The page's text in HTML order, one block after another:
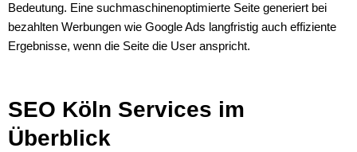
Bedeutung. Eine suchmaschinenoptimierte Seite generiert bei
bezahlten Werbungen wie Google Ads langfristig auch effiziente
Ergebnisse, wenn die Seite die User anspricht.
SEO Köln Services im
Überblick